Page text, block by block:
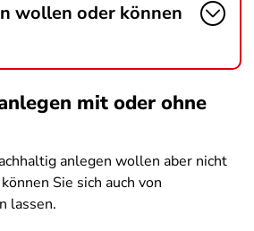
wollen oder können
mit oder ohne
anlegen wollen aber nicht
Sie sich auch von
lassen.